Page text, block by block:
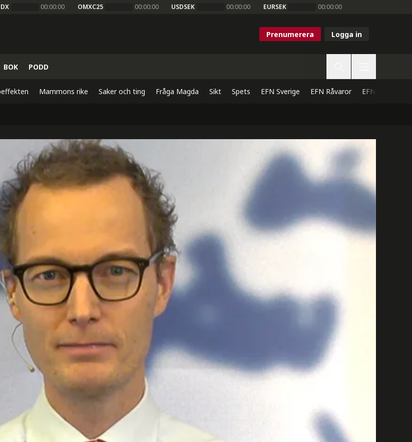
00:00:00 OMXC25 00:00:00 USDSEK 00:00:00 EURSEK 00:00:00
Prenumerera Logga in
BOK PODD
Mammons rike Saker och ting Fråga Magda Sikt Spets EFN Sverige EFN Råvaror EFN Direkt